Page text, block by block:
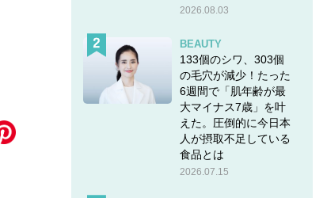
2026.08.03
BEAUTY
133個のシワ、303個
の毛穴が減少！たった
6週間で「肌年齢が最
大マイナス7歳」を叶
えた。圧倒的に今日本
人が摂取不足している
食品とは
2026.07.15